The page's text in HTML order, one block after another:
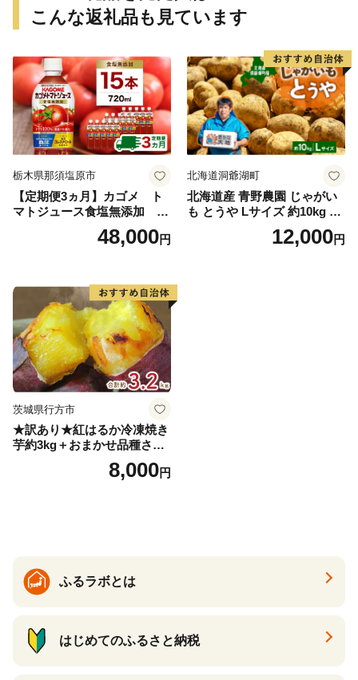
こんな返礼品も見ています
栃木県那須塩原市
【定期便3ヵ月】カゴメ ト
マトジュース食塩無添加 72
0ml PET×15本 1ケース 毎月
届く 3ヵ月 3回コース ns001-
48,000円
北海道洞爺湖町
北海道産 青野農園 じゃがい
も とうや Lサイズ 約10kg 20
26年10月初旬～12月下旬頃お
届け 先行予約 北海道 ジャガ
12,000円
茨城県行方市
★訳あり★紅はるか冷凍焼き
芋約3kg＋おまかせ品種さつ
まいも 合計約3.2kg｜さつ
まいも サツマイモ さつま芋
8,000円
ふるラボとは
はじめてのふるさと納税